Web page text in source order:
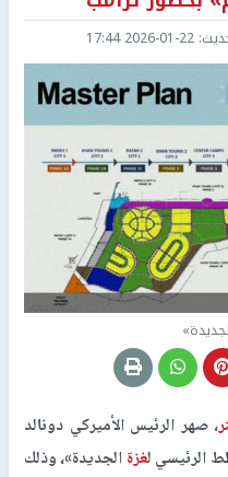
2026-01-22 17:44
، صهر الرئيس الأميركي دونالد
الرئيسي لغزةالجديدة»، وذلك